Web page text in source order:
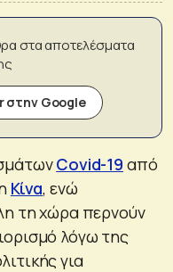
στα αποτελέσματα
στην Google
Covid-19 από
Κίνα, ενώ
τη χώρα περνούν
λόγω της
για